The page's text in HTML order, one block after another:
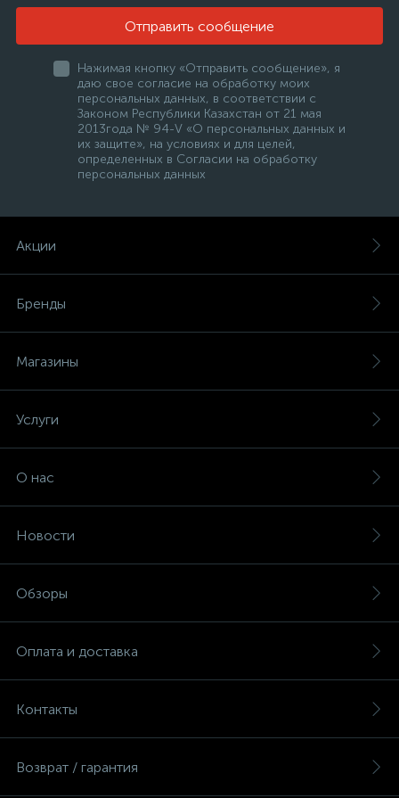
Отправить сообщение
Нажимая кнопку «Отправить сообщение», я
даю свое согласие на обработку моих
персональных данных, в соответствии с
Законом Республики Казахстан от 21 мая
2013года № 94-V «О персональных данных и
их защите», на условиях и для целей,
определенных в Согласии на обработку
персональных данных
Акции
Бренды
Магазины
Услуги
О нас
Новости
Обзоры
Оплата и доставка
Контакты
Возврат / гарантия